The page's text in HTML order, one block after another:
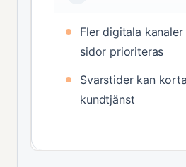
Fler digitala
sidor prioriteras
Svarstider kan
kundtjänst